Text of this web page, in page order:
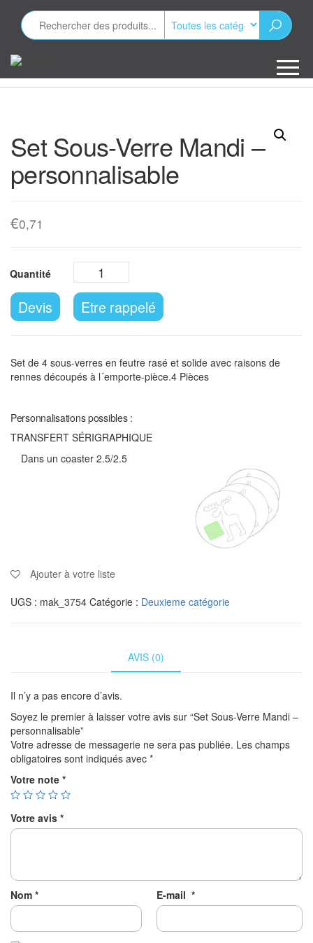
contenu
publicitaires
Set Sous-Verre Mandi –
personnalisable
€0,71
Devis Etre rappelé
Set de 4 sous-verres en feutre rasé et solide avec raisons de
rennes découpés à l´emporte-pièce.4 Pièces
Personnalisations possibles :
TRANSFERT SÉRIGRAPHIQUE
Dans un coaster 2.5/2.5
Ajouter à votre liste
UGS : mak_3754 Catégorie : Deuxieme catégorie
AVIS (0)
Il n’y a pas encore d’avis.
Soyez le premier à laisser votre avis sur “Set Sous-Verre Mandi –
personnalisable”
Votre adresse de messagerie ne sera pas publiée. Les champs
obligatoires sont indiqués avec *
Votre note *
Votre avis *
Nom * E-mail *